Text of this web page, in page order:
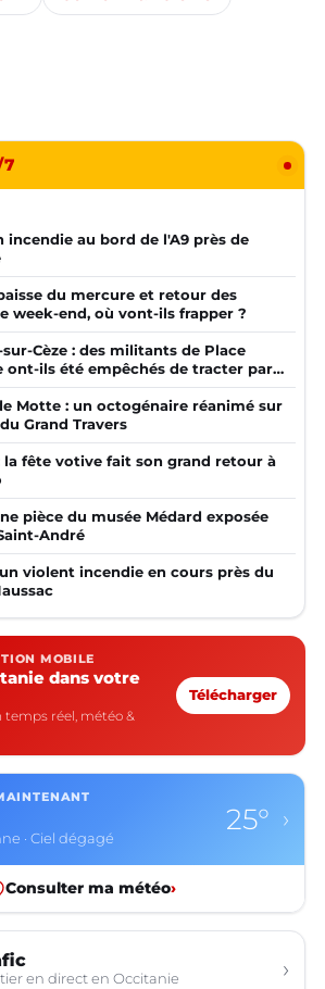
incendie au bord de l'A9 près de
du mercure et retour des
week-end, où vont-ils frapper ?
Cèze : des militants de Place
ont-ils été empêchés de tracter par
?
Motte : un octogénaire réanimé sur
Grand Travers
la fête votive fait son grand retour à
pièce du musée Médard exposée
André
violent incendie en cours près du
MOBILE
dans votre
temps réel, météo &
Télécharger
· Ciel dégagé
25° ›
Consulter ma météo›
en direct en Occitanie ›